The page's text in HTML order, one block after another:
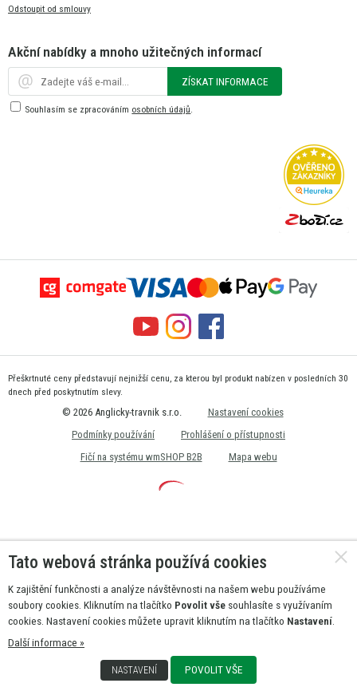
Odstoupit od smlouvy
Akční nabídky a mnoho užitečných informací
ZÍSKAT INFORMACE
Souhlasím se zpracováním osobních údajů
Přeškrtnuté ceny představují nejnižší cenu, za kterou byl produkt nabízen v posledních 30
dnech před poskytnutím slevy.
© 2026 Anglicky-travnik s.r.o.
Nastavení cookies
Podmínky používání
Prohlášení o přístupnosti
Fičí na systému wmSHOP B2B
Mapa webu
Tato webová stránka používá cookies
K zajištění funkčnosti a analýze návštěvnosti na našem webu používáme
soubory cookies. Kliknutím na tlačítko Povolit vše souhlasíte s využívaním
cookies. Nastavení cookies můžete upravit kliknutím na tlačítko Nastavení
Další informace »
NASTAVENÍ POVOLIT VŠE